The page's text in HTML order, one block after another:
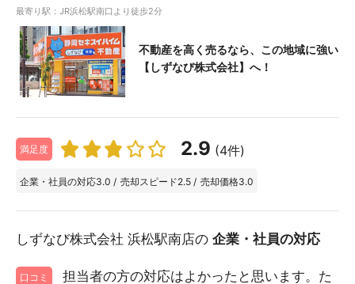
最寄り駅：JR浜松駅南口より徒歩2分
不動産を高く売るなら、この地域に強い
【しずなび株式会社】へ！
満足度 2.9 (4件)
企業・社員の対応3.0 / 売却スピード2.5 / 売却価格3.0
しずなび株式会社 浜松駅南店の 企業・社員の対応
口コミ
担当者の方の対応はよかったと思います。た